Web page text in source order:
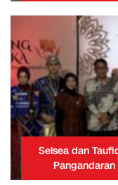
Selsea dan